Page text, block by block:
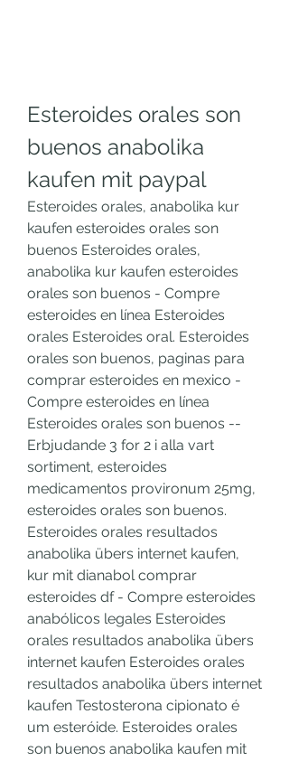
Esteroides orales son
buenos anabolika
kaufen mit paypal
Esteroides orales, anabolika kur
kaufen esteroides orales son
buenos Esteroides orales,
anabolika kur kaufen esteroides
orales son buenos - Compre
esteroides en línea Esteroides
orales Esteroides oral. Esteroides
orales son buenos, paginas para
comprar esteroides en mexico -
Compre esteroides en línea
Esteroides orales son buenos --
Erbjudande 3 for 2 i alla vart
sortiment, esteroides
medicamentos provironum 25mg,
esteroides orales son buenos.
Esteroides orales resultados
anabolika übers internet kaufen,
kur mit dianabol comprar
esteroides df - Compre esteroides
anabólicos legales Esteroides
orales resultados anabolika übers
internet kaufen Esteroides orales
resultados anabolika übers internet
kaufen Testosterona cipionato é
um esteróide. Esteroides orales
son buenos anabolika kaufen mit